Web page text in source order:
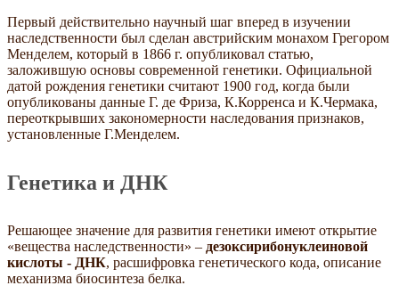
Первый действительно научный шаг вперед в изучении
наследственности был сделан австрийским монахом Грегором
Менделем, который в 1866 г. опубликовал статью,
заложившую основы современной генетики. Официальной
датой рождения генетики считают 1900 год, когда были
опубликованы данные Г. де Фриза, К.Корренса и К.Чермака,
переоткрывших закономерности наследования признаков,
установленные Г.Менделем.
Генетика и ДНК
Решающее значение для развития генетики имеют открытие
«вещества наследственности» – дезоксирибонуклеиновой
кислоты - ДНК, расшифровка генетического кода, описание
механизма биосинтеза белка.